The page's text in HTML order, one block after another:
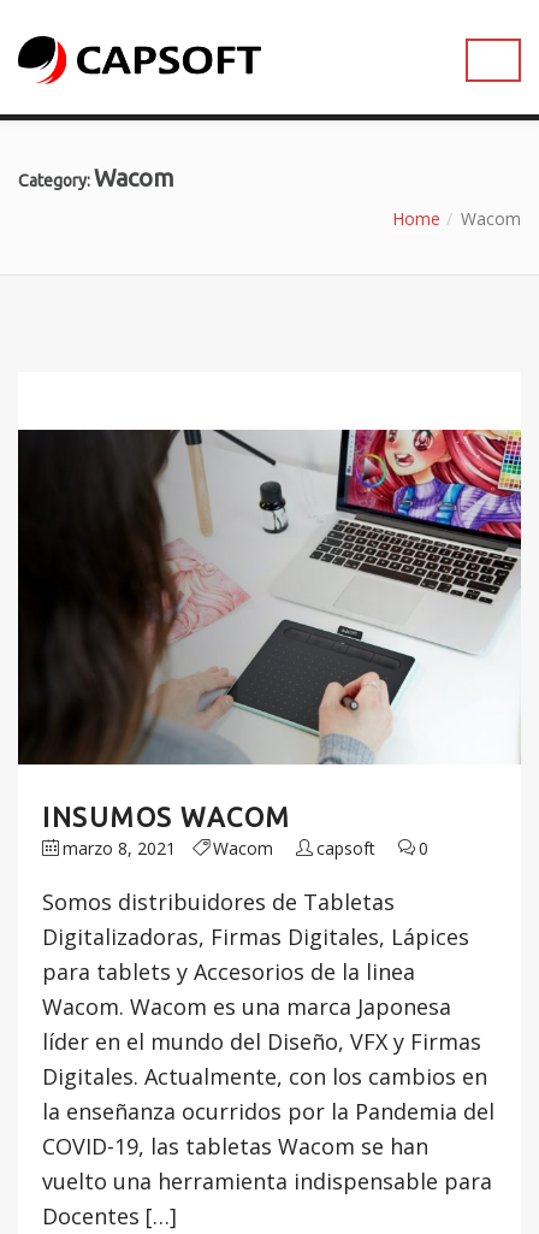
Category:Wacom
Home Wacom
INSUMOS WACOM
marzo 8, 2021 Wacom capsoft 0
Somos distribuidores de Tabletas
Digitalizadoras, Firmas Digitales, Lápices
para tablets y Accesorios de la linea
Wacom. Wacom es una marca Japonesa
líder en el mundo del Diseño, VFX y Firmas
Digitales. Actualmente, con los cambios en
la enseñanza ocurridos por la Pandemia del
COVID-19, las tabletas Wacom se han
vuelto una herramienta indispensable para
Docentes […]